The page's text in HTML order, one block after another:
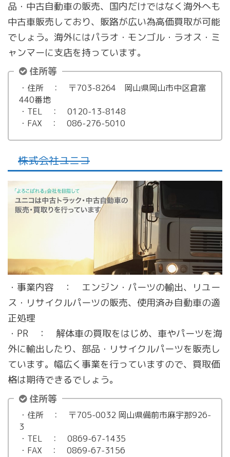
品・中古自動車の販売、国内だけではなく海外へも
中古車販売しており、販路が広い為高価買取が可能
でしょう。海外にはパラオ・モンゴル・ラオス・ミ
ャンマーに支店を持っています。
住所等
・住所 ： 〒703-8264 岡山県岡山市中区倉富
440番地
・TEL ： 0120-13-8148
・FAX ： 086-276-5010
株式会社ユニコ
・事業内容 ： エンジン・パーツの輸出、リユー
ス・リサイクルパーツの販売、使用済み自動車の適
正処理
・PR ： 解体車の買取をはじめ、車やパーツを海
外に輸出したり、部品・リサイクルパーツを販売し
ています。幅広く事業を行っていますので、買取価
格は期待できるでしょう。
住所等
・住所 ： 〒705-0032 岡山県備前市麻宇那926-
3
・TEL ： 0869-67-1435
・FAX ： 0869-67-3156